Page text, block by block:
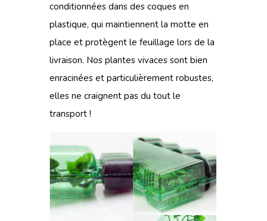
conditionnées dans des coques en
plastique, qui maintiennent la motte en
place et protègent le feuillage lors de la
livraison. Nos plantes vivaces sont bien
enracinées et particulièrement robustes,
elles ne craignent pas du tout le
transport !